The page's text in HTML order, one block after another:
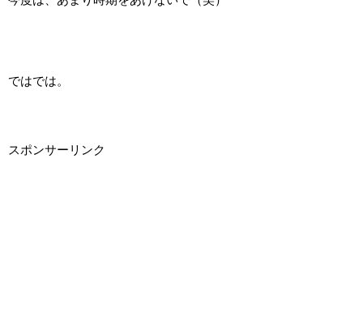
ではでは。
スポンサーリンク